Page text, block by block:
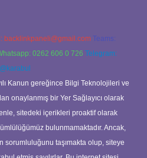
backlinkpaneli@gmail.com Teams:
0262 606 0 726 Telegram:
@karabul
Kanun gereğince Bilgi Teknolojileri ve
onaylanmış bir Yer Sağlayıcı olarak
sitedeki içerikleri proaktif olarak
bulunmamaktadır. Ancak,
sorumluluğunu taşımakta olup, siteye